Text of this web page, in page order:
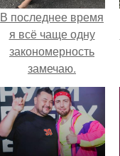
В последнее время
я всё чаще одну
закономерность
замечаю.